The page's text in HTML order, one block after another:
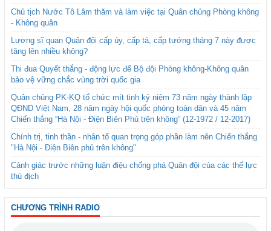
Chủ tịch Nước Tô Lâm thăm và làm việc tại Quân chủng Phòng không
- Không quân
Lương sĩ quan Quân đội cấp úy, cấp tá, cấp tướng tháng 7 này được
tăng lên nhiều không?
Thi đua Quyết thắng - động lực để Bộ đội Phòng không-Không quân
bảo vệ vững chắc vùng trời quốc gia
Quân chủng PK-KQ tổ chức mít tinh kỷ niệm 73 năm ngày thành lập
QĐND Việt Nam, 28 năm ngày hội quốc phòng toàn dân và 45 năm
Chiến thắng “Hà Nội - Điện Biên Phủ trên không” (12-1972 / 12-2017)
Chính trị, tinh thần - nhân tố quan trọng góp phần làm nên Chiến thắng
"Hà Nội - Điện Biên phủ trên không"
Cảnh giác trước những luận điệu chống phá Quân đội của các thế lực
thù địch
CHƯƠNG TRÌNH RADIO